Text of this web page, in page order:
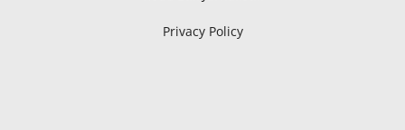
Privacy Policy